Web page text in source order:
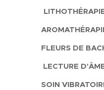
FLEURS DE
LECTURE
SOIN